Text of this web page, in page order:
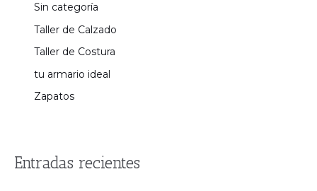
Sin categoría
Taller de Calzado
Taller de Costura
tu armario ideal
Zapatos
Entradas recientes